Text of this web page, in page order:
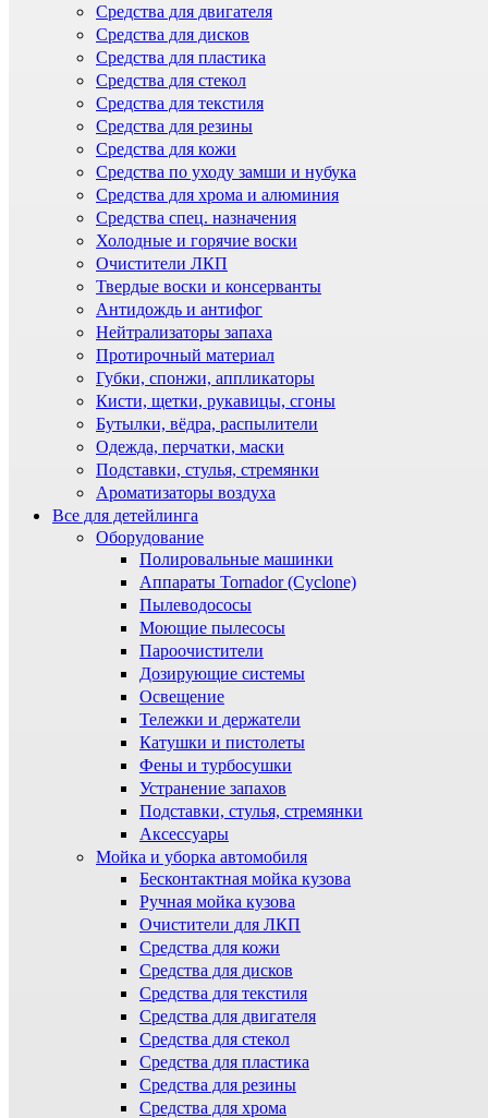
Средства для двигателя
Средства для дисков
Средства для пластика
Средства для стекол
Средства для текстиля
Средства для резины
Средства для кожи
Средства по уходу замши и нубука
Средства для хрома и алюминия
Средства спец. назначения
Холодные и горячие воски
Очистители ЛКП
Твердые воски и консерванты
Антидождь и антифог
Нейтрализаторы запаха
Протирочный материал
Губки, спонжи, аппликаторы
Кисти, щетки, рукавицы, сгоны
Бутылки, вёдра, распылители
Одежда, перчатки, маски
Подставки, стулья, стремянки
Ароматизаторы воздуха
Все для детейлинга
Оборудование
Полировальные машинки
Аппараты Tornador (Cyclone)
Пылеводососы
Моющие пылесосы
Пароочистители
Дозирующие системы
Освещение
Тележки и держатели
Катушки и пистолеты
Фены и турбосушки
Устранение запахов
Подставки, стулья, стремянки
Аксессуары
Мойка и уборка автомобиля
Бесконтактная мойка кузова
Ручная мойка кузова
Очистители для ЛКП
Средства для кожи
Средства для дисков
Средства для текстиля
Средства для двигателя
Средства для стекол
Средства для пластика
Средства для резины
Средства для хрома